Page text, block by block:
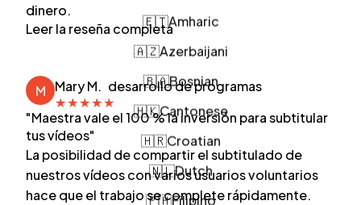
🇪🇹Amharic
🇦🇿Azerbaijani
🇧🇦Bosnian
🇭🇰Cantonese
🇭🇷Croatian
🇳🇱Dutch
🇵🇭Filipino
dinero.
Leer la reseña completa
M Mary M. desarrollo de programas
★★★★★
"Maestra vale el 100 % la inversión para subtitular
tus vídeos"
La posibilidad de compartir el subtitulado de
nuestros vídeos con varios usuarios voluntarios
hace que el trabajo se complete rápidamente.